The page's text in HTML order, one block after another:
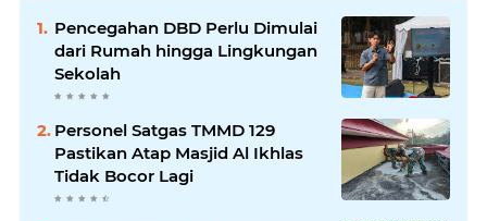
Pencegahan DBD Perlu Dimulai
dari Rumah hingga Lingkungan
Sekolah
Personel Satgas TMMD 129
Pastikan Atap Masjid Al Ikhlas
Tidak Bocor Lagi